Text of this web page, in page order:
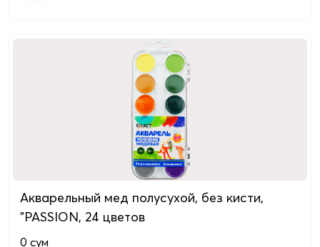
Акварельный мед полусухой, без кисти,
"PASSION, 24 цветов
0 сум